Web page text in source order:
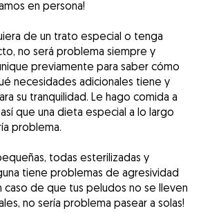
en persona!
de un trato especial o tenga
no será problema siempre y
previamente para saber cómo
necesidades adicionales tiene y
su tranquilidad. Le hago comida a
que una dieta especial a lo largo
problema.
todas esterilizadas y
tiene problemas de agresividad
de que tus peludos no se lleven
no sería problema pasear a solas!